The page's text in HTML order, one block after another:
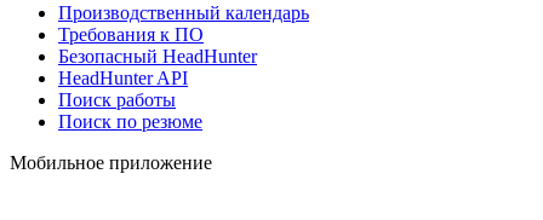
Производственный календарь
Требования к ПО
Безопасный HeadHunter
HeadHunter API
Поиск работы
Поиск по резюме
Мобильное приложение